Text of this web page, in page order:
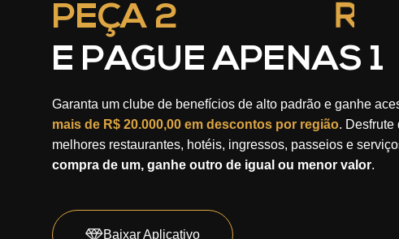
PEÇA 2
R
E PAGUE APENAS 1
Garanta um clube de benefícios de alto padrão e ganhe
mais de R$ 20.000,00 em descontos por região. Desfrute
melhores restaurantes, hotéis, ingressos, passeios e
compra de um, ganhe outro de igual ou menor valor.
Baixar Aplicativo